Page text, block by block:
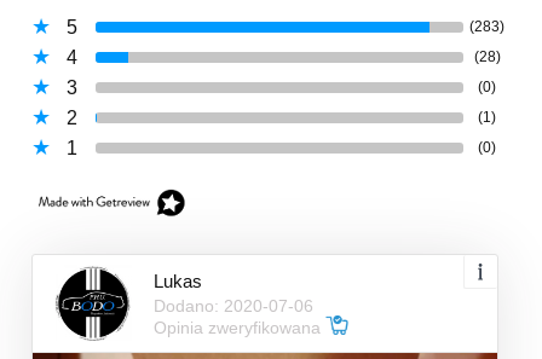
5
(283)
4 (28)
3 (0)
2 (1)
1 (0)
Lukas
Dodano: 2020-07-06
Opinia zweryfikowana